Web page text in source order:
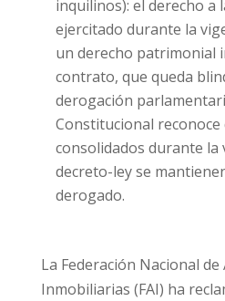
inquilinos): el derecho a
ejercitado durante la
un derecho patrimonial
contrato, que queda
derogación
Constitucional reconoce
consolidados durante la
decreto-ley se
derogado.
La Federación Nacional de
Inmobiliarias (FAI) ha